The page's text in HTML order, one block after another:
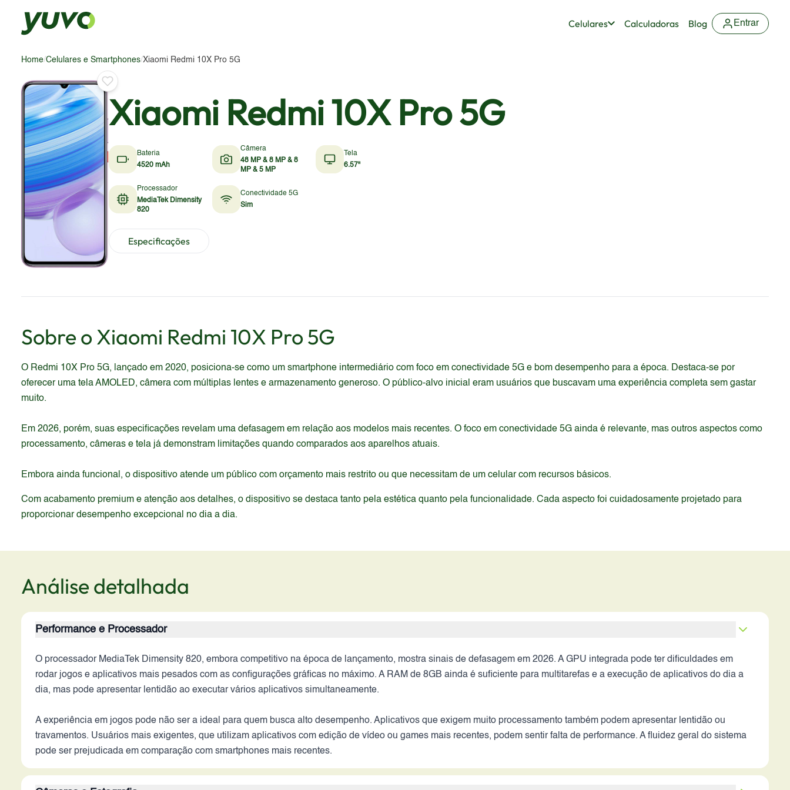
Celulares Calculadoras Blog Entrar
Home/Celulares e Smartphones/Xiaomi Redmi 10X Pro 5G
Xiaomi Redmi 10X Pro 5G
Bateria
4520 mAh
Câmera
48 MP & 8 MP & 8
MP & 5 MP
Tela
6.57"
Processador
MediaTek Dimensity
820
Conectividade 5G
Sim
Especificações
Sobre o Xiaomi Redmi 10X Pro 5G
O Redmi 10X Pro 5G, lançado em 2020, posiciona-se como um smartphone intermediário com foco em conectividade 5G e bom desempenho para a época. Destaca-se por
oferecer uma tela AMOLED, câmera com múltiplas lentes e armazenamento generoso. O público-alvo inicial eram usuários que buscavam uma experiência completa sem gastar
muito.
Em 2026, porém, suas especificações revelam uma defasagem em relação aos modelos mais recentes. O foco em conectividade 5G ainda é relevante, mas outros aspectos como
processamento, câmeras e tela já demonstram limitações quando comparados aos aparelhos atuais.
Embora ainda funcional, o dispositivo atende um público com orçamento mais restrito ou que necessitam de um celular com recursos básicos.
Com acabamento premium e atenção aos detalhes, o dispositivo se destaca tanto pela estética quanto pela funcionalidade. Cada aspecto foi cuidadosamente projetado para
proporcionar desempenho excepcional no dia a dia.
Análise detalhada
Performance e Processador
O processador MediaTek Dimensity 820, embora competitivo na época de lançamento, mostra sinais de defasagem em 2026. A GPU integrada pode ter dificuldades em
rodar jogos e aplicativos mais pesados com as configurações gráficas no máximo. A RAM de 8GB ainda é suficiente para multitarefas e a execução de aplicativos do dia a
dia, mas pode apresentar lentidão ao executar vários aplicativos simultaneamente.
A experiência em jogos pode não ser a ideal para quem busca alto desempenho. Aplicativos que exigem muito processamento também podem apresentar lentidão ou
travamentos. Usuários mais exigentes, que utilizam aplicativos com edição de vídeo ou games mais recentes, podem sentir falta de performance. A fluidez geral do sistema
pode ser prejudicada em comparação com smartphones mais recentes.